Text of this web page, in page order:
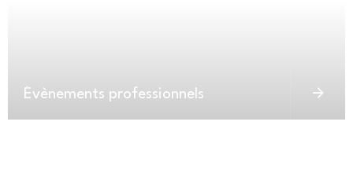
Évènements professionnels